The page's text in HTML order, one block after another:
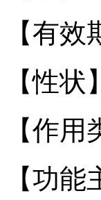
【有效
【性状】
【作用
【功能